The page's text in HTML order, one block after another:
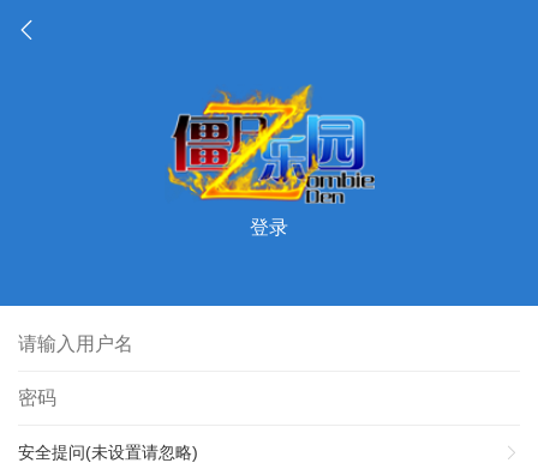
登录
安全提问(未设置请忽略)